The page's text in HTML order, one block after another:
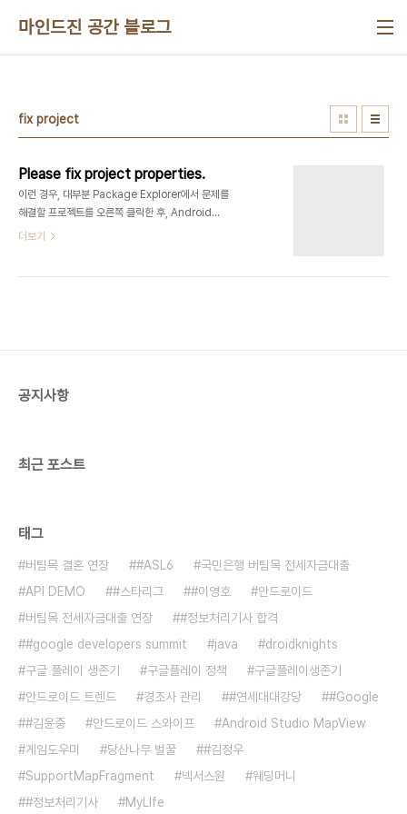
마인드진 공간 블로그
fix project
Please fix project properties.
이런 경우, 대부분 Package Explorer에서 문제를
해결할 프로젝트를 오른쪽 클릭한 후, Android
Tools -> Fix Project Properties를 눌러주면 해
더보기
공지사항
최근 포스트
태그
버팀목 결혼 연장 #ASL6
국민은행 버팀목 전세자금대출
API DEMO
#스타리그 #이영호
안드로이드
버팀목 전세자금대출 연장
#정보처리기사 합격
#google developers summit
java
droidknights
구글 플레이 생존기
구글플레이 정책
구글플레이생존기
안드로이드 트렌드
경조사 관리 #연세대대강당
#Google
#김윤중
안드로이드 스와이프
Android Studio MapView
게임도우미
당산나무 벌꿀
#김정우
SupportMapFragment
넥서스원
웨딩머니
#정보처리기사
MyLIfe